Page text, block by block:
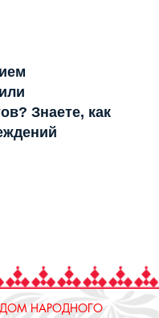
Знаете, как
ДОМ НАРОДНОГО